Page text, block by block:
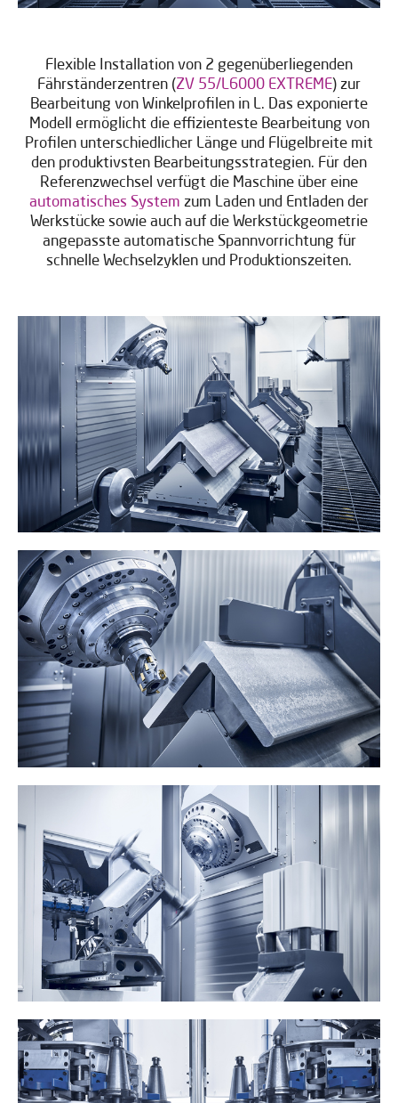
Flexible Installation von 2 gegenüberliegenden
Fährständerzentren (ZV 55/L6000 EXTREME) zur
Bearbeitung von Winkelprofilen in L. Das exponierte
Modell ermöglicht die effizienteste Bearbeitung von
Profilen unterschiedlicher Länge und Flügelbreite mit
den produktivsten Bearbeitungsstrategien. Für den
Referenzwechsel verfügt die Maschine über eine
automatisches System zum Laden und Entladen der
Werkstücke sowie auch auf die Werkstückgeometrie
angepasste automatische Spannvorrichtung für
schnelle Wechselzyklen und Produktionszeiten.